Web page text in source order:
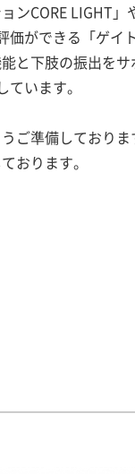
ンCORE LIGHT
ができる「ゲイ
と下肢の振出を
います。
ご準備しておりま
おります。